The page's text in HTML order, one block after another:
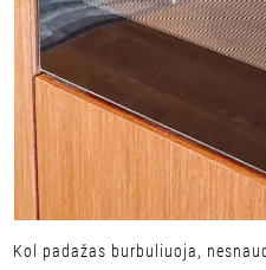
Kol padažas burbuliuoja,